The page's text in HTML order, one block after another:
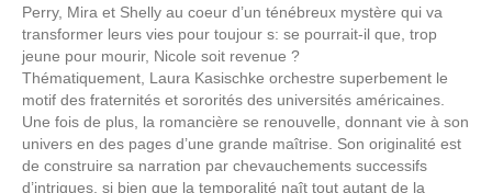
Perry, Mira et Shelly au coeur d’un ténébreux mystère qui va
transformer leurs vies pour toujour s: se pourrait-il que, trop
jeune pour mourir, Nicole soit revenue ?
Thématiquement, Laura Kasischke orchestre superbement le
motif des fraternités et sororités des universités américaines.
Une fois de plus, la romancière se renouvelle, donnant vie à son
univers en des pages d’une grande maîtrise. Son originalité est
de construire sa narration par chevauchements successifs
d’intrigues, si bien que la temporalité naît tout autant de la